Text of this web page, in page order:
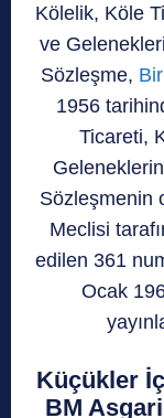
Kölelik, Köle
ve
Sözleşme,
1956
Ticareti,
Sözleşmenin
Meclisi
edilen 361
Ocak
Küçükler
BM